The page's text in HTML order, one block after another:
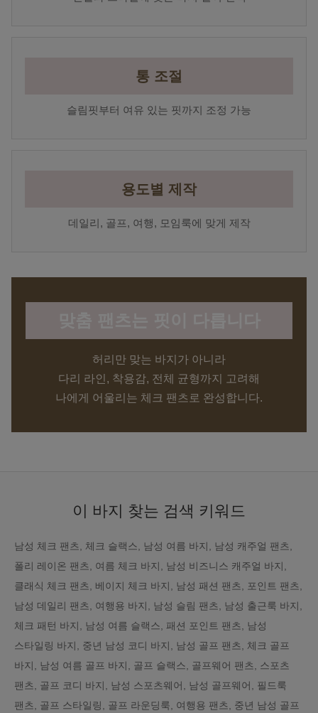
통 조절
슬림핏부터 여유 있는 핏까지 조정 가능
용도별 제작
데일리, 골프, 여행, 모임룩에 맞게 제작
허리만 맞는 바지가 아니라
다리 라인, 착용감, 전체 균형까지 고려해
나에게 어울리는 체크 팬츠로 완성합니다.
이 바지 찾는 검색 키워드
남성 체크 팬츠, 체크 슬랙스, 남성 여름 바지, 남성 캐주얼 팬츠,
폴리 레이온 팬츠, 여름 체크 바지, 남성 비즈니스 캐주얼 바지,
클래식 체크 팬츠, 베이지 체크 바지, 남성 패션 팬츠, 포인트 팬츠,
남성 데일리 팬츠, 여행용 바지, 남성 슬림 팬츠, 남성 출근룩 바지,
체크 패턴 바지, 남성 여름 슬랙스, 패션 포인트 팬츠, 남성
스타일링 바지, 중년 남성 코디 바지, 남성 골프 팬츠, 체크 골프
바지, 남성 여름 골프 바지, 골프 슬랙스, 골프웨어 팬츠, 스포츠
팬츠, 골프 코디 바지, 남성 스포츠웨어, 남성 골프웨어, 필드룩
팬츠, 골프 스타일링, 골프 라운딩룩, 여행용 팬츠, 중년 남성 골프